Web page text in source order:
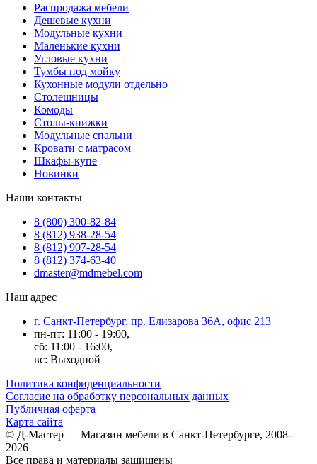
Распродажа мебели
Дешевые кухни
Модульные кухни
Маленькие кухни
Угловые кухни
Тумбы под мойку
Кухонные модули отдельно
Столешницы
Комоды
Столы-книжки
Модульные спальни
Кровати с матрасом
Шкафы-купе
Новинки
Наши контакты
8 (800) 300-82-84
8 (812) 938-28-54
8 (812) 907-28-54
8 (812) 374-63-40
dmaster@mdmebel.com
Наш адрес
г. Санкт-Петербург, пр. Елизарова 36А, офис 213
пн-пт: 11:00 - 19:00,
сб: 11:00 - 16:00,
вс: Выходной
Политика конфиденциальности
Согласие на обработку персональных данных
Публичная оферта
Карта сайта
© Д-Мастер — Магазин мебели в Санкт-Петербурге, 2008-
2026
Все права и материалы защищены